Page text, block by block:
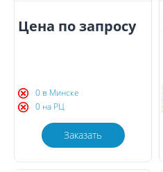
Цена по запросу
0 в Минске
0 на РЦ
Заказать